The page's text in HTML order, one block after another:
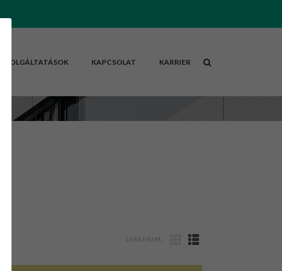
SZOLGÁLTATÁSOK KAPCSOLAT KARRIER
Lista nézet: